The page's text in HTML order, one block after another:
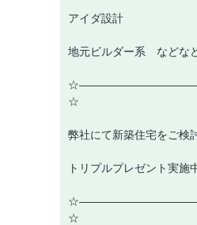
アイダ設計
地元ビルダー系 などな
☆
弊社にて新築住宅をご検
トリプルプレゼント実施
☆